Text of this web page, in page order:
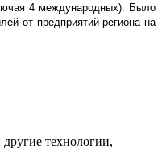
4 международных). Было
от предприятий региона на
технологии,